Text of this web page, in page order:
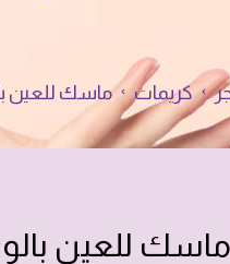
كريمات ماسك للعين
ماسك للعين